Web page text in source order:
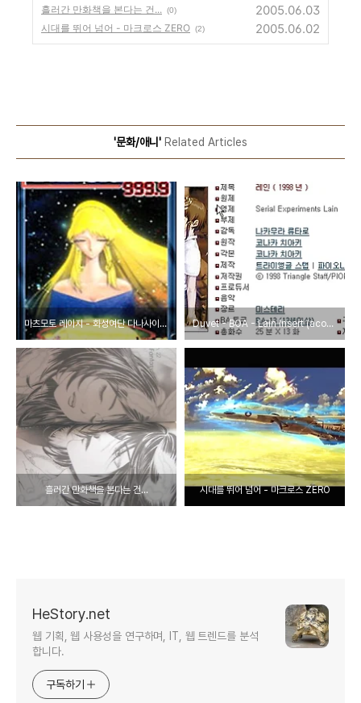
흘러간 만화책을 본다는 건... (0) 2005.06.03
시대를 뛰어 넘어 - 마크로스 ZERO (2) 2005.06.02
'문화/애니' Related Articles
마츠모토 레이지 - 화성여단 다나사이트 999.9 Duvet - BOA - Lain Insert (acoustic guitar ver)
흘러간 만화책을 본다는 건... 시대를 뛰어 넘어 - 마크로스 ZERO
HeStory.net
웹 기획, 웹 사용성을 연구하며, IT, 웹 트렌드를 분석
합니다.
구독하기